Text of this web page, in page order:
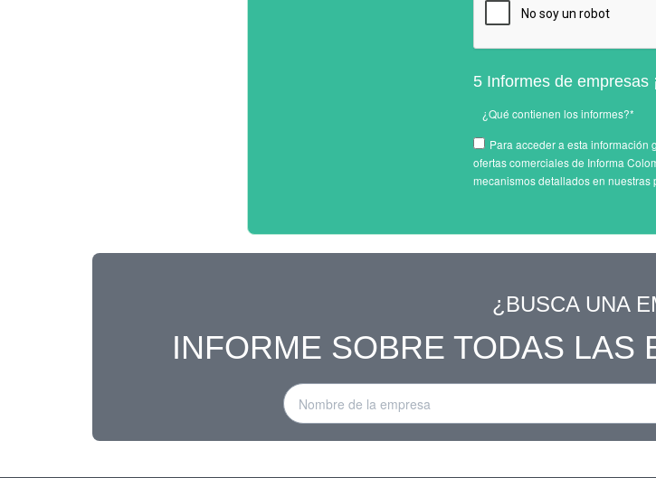
5 Informes de empresas
¿Qué contienen los informes?*
Para acceder a esta información
ofertas comerciales de Informa
mecanismos detallados en nuestras
¿BUSCA UNA
INFORME SOBRE TODAS LAS